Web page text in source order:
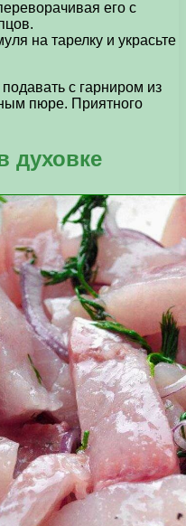
его с
на тарелку и украсьте
с гарниром из
пюре. Приятного
духовке